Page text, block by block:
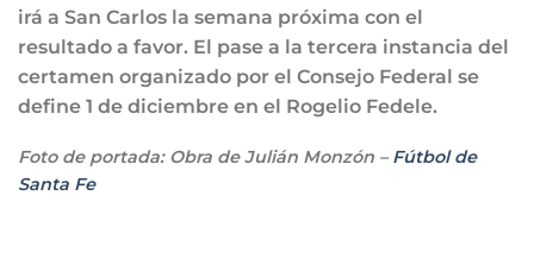
irá a San Carlos la semana próxima con el
resultado a favor. El pase a la tercera instancia del
certamen organizado por el Consejo Federal se
define 1 de diciembre en el Rogelio Fedele.
Foto de portada: Obra de Julián Monzón – Fútbol de
Santa Fe